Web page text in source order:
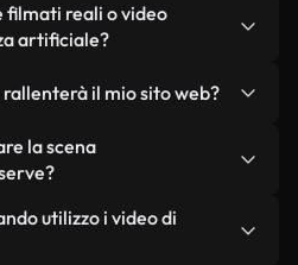
filmati reali o video
artificiale?
persone, relativi a
generati
Ogni video è
il mio sito web?
versioni ottimizzate.
e pronti per il web,
riducono al minimo i
migliorano parametri
la scena
utilizzando Coverr AI
la scena, ad esempio
utilizzo i video di